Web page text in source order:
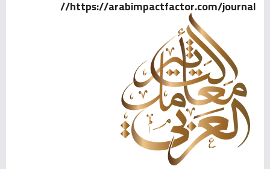
https://arabimpactfactor.com/journal//